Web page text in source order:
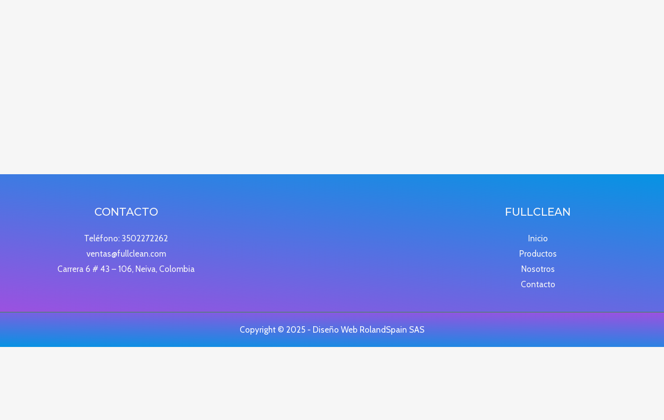
CONTACTO
Teléfono: 3502272262
ventas@fullclean.com
Carrera 6 # 43 – 106, Neiva, Colombia
FULLCLEAN
Inicio
Productos
Nosotros
Contacto
Copyright © 2025 - Diseño Web RolandSpain SAS